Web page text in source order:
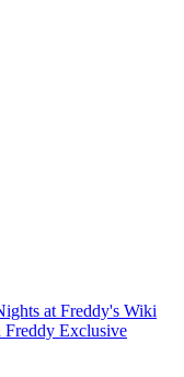
at Freddy's Wiki
Freddy Exclusive